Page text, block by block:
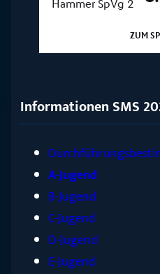
Informationen SMS
A-Jugend
B-Jugend
C-Jugend
D-Jugend
E-Jugend